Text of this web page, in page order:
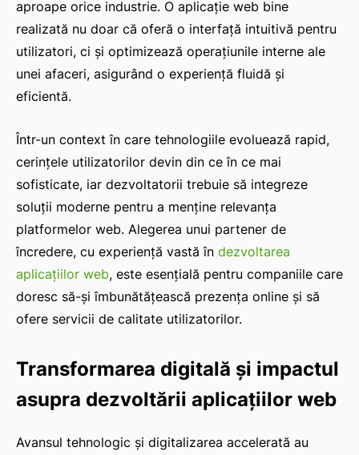
aproape orice industrie. O aplicație web bine
realizată nu doar că oferă o interfață intuitivă pentru
utilizatori, ci și optimizează operațiunile interne ale
unei afaceri, asigurând o experiență fluidă și
eficientă.
Într-un context în care tehnologiile evoluează rapid,
cerințele utilizatorilor devin din ce în ce mai
sofisticate, iar dezvoltatorii trebuie să integreze
soluții moderne pentru a menține relevanța
platformelor web. Alegerea unui partener de
încredere, cu experiență vastă în dezvoltarea
aplicațiilor web, este esențială pentru companiile care
doresc să-și îmbunătățească prezența online și să
ofere servicii de calitate utilizatorilor.
Transformarea digitală și impactul
asupra dezvoltării aplicațiilor web
Avansul tehnologic și digitalizarea accelerată au